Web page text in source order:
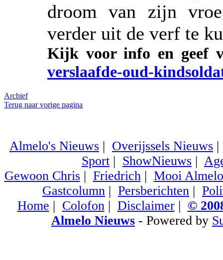
droom van zijn
verder uit de verf te
Kijk voor info en
verslaafde-oud-
Archief
Terug naar vorige pagina
Almelo's Nieuws | Overijssels Nieuws
Sport | ShowNieuws |
Gewoon Chris| Friedrich| Mooi Almelo
Gastcolumn | Persberichten |
Home | Colofon| Disclaimer| ©
Almelo Nieuws - Powered by